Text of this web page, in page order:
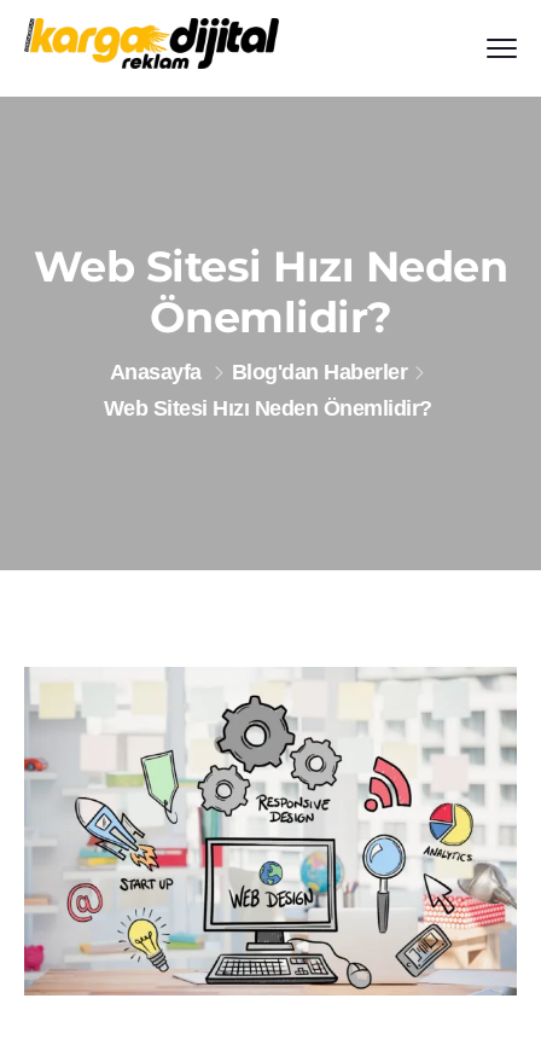
Web Sitesi Hızı Neden
Önemlidir?
Anasayfa
Blog'dan Haberler
Web Sitesi Hızı Neden Önemlidir?